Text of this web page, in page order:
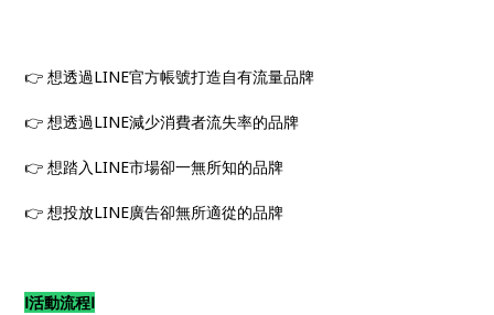
👉 想透過LINE官方帳號打造自有流量品牌
👉 想透過LINE減少消費者流失率的品牌
👉 想踏入LINE市場卻一無所知的品牌
👉 想投放LINE廣告卻無所適從的品牌
Ⅰ活動流程Ⅰ